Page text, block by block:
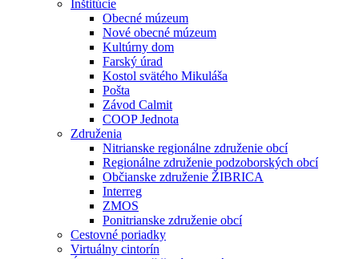
Inštitúcie
Obecné múzeum
Nové obecné múzeum
Kultúrny dom
Farský úrad
Kostol svätého Mikuláša
Pošta
Závod Calmit
COOP Jednota
Združenia
Nitrianske regionálne združenie obcí
Regionálne združenie podzoborských obcí
Občianske združenie ŽIBRICA
Interreg
ZMOS
Ponitrianske združenie obcí
Cestovné poriadky
Virtuálny cintorín